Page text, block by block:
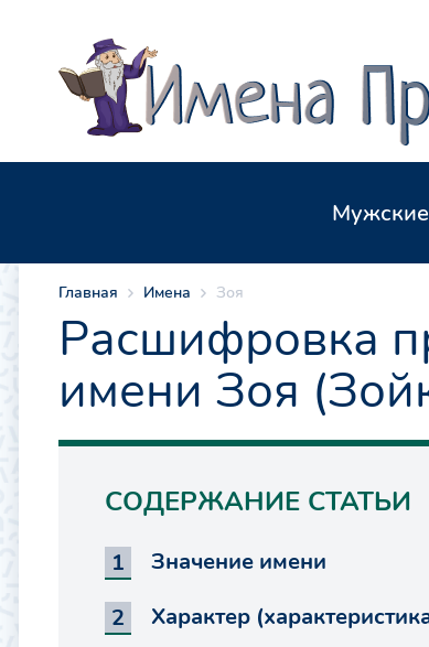
Мужские
Главная Имена Зоя
Расшифровка
имени Зоя
СОДЕРЖАНИЕ СТАТЬИ
Значение имени
Характер